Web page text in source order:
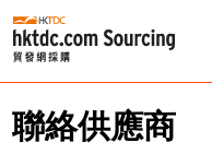
聯絡供應商